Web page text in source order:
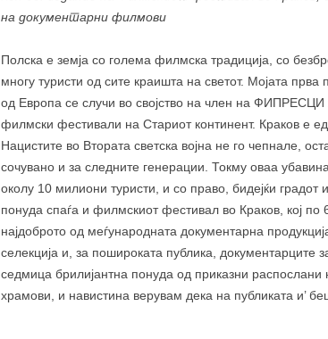
c
b
o
o
k
tt
ail ss
n
g
er
на документарни филмови
Полска е земја со голема филмска традиција, со
многу туристи од сите краишта на светот. Мојата прва
од Европа се случи во својство на член на ФИПРЕСЦИ
филмски фестивали на Стариот континент. Краков е
Нацистите во Втората светска војна не го чепнале,
сочувано и за следните генерации. Токму оваа
околу 10 милиони туристи, и со право, бидејќи
понуда спаѓа и филмскиот фестивал во Краков, кој по
најдоброто од меѓународната документарна
селекција и, за пошироката публика, документарците
седмица брилијантна понуда од приказни распослани
храмови, и навистина верувам дека на публиката и’